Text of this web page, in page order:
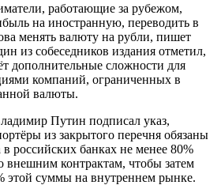
работающие за рубежом,
на иностранную, переводить в
менять валюту на рубли, пишет
из собеседников издания отметил,
дополнительные сложности для
компаний, ограниченных в
валюты.
Путин подписал указ,
из закрытого перечня обязаны
в российских банках не менее 80%
контрактам, чтобы затем
этой суммы на внутреннем рынке.